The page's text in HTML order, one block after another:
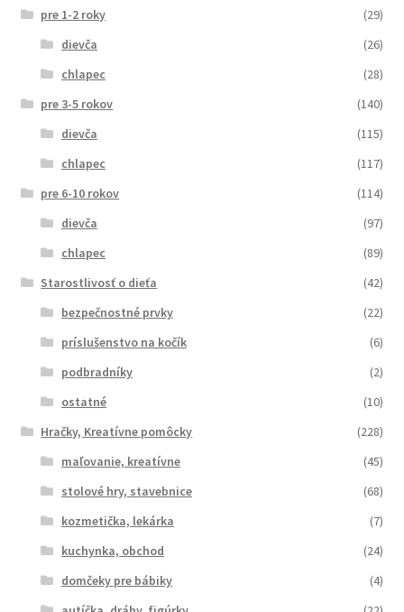
pre 1-2 roky
(29)
dievča
(26)
chlapec
(28)
pre 3-5 rokov
(140)
dievča
(115)
chlapec
(117)
pre 6-10 rokov
(114)
dievča
(97)
chlapec
(89)
Starostlivosť o dieťa
(42)
bezpečnostné prvky
(22)
príslušenstvo na kočík
(6)
podbradníky
(2)
ostatné
(10)
Hračky, Kreatívne pomôcky
(228)
maľovanie, kreatívne
(45)
stolové hry, stavebnice
(68)
kozmetička, lekárka
(7)
kuchynka, obchod
(24)
domčeky pre bábiky
(4)